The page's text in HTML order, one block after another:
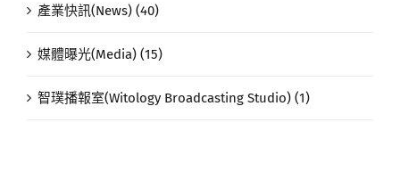
產業快訊(News) (40)
媒體曝光(Media) (15)
智璞播報室(Witology Broadcasting Studio) (1)